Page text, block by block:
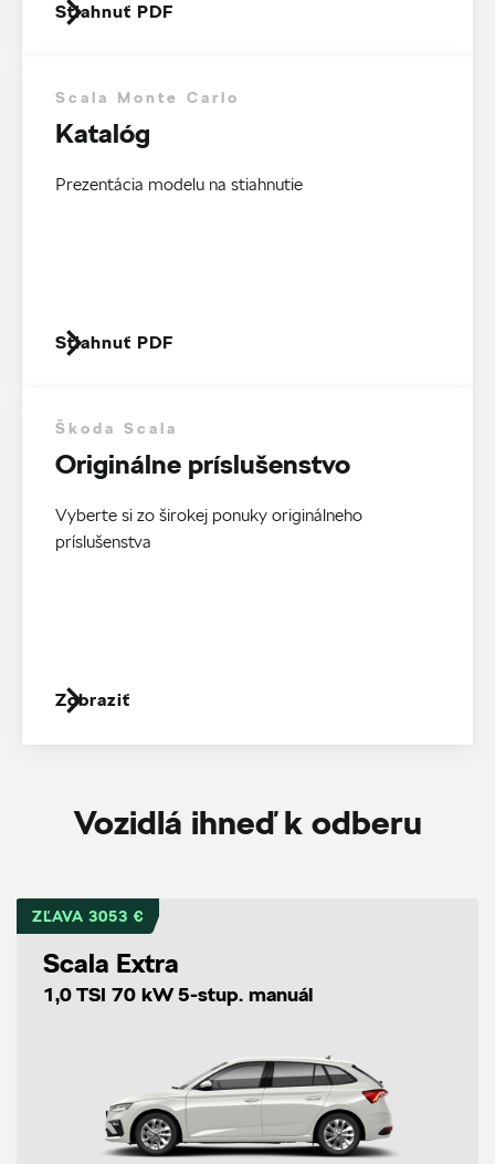
Stiahnuť PDF
Scala Monte Carlo
Katalóg
Prezentácia modelu na stiahnutie
Stiahnuť PDF
Škoda Scala
Originálne príslušenstvo
Vyberte si zo širokej ponuky originálneho
príslušenstva
Zobraziť
Vozidlá ihneď k odberu
ZĽAVA 3053 €
Scala Extra
1,0 TSI 70 kW 5-stup. manuál